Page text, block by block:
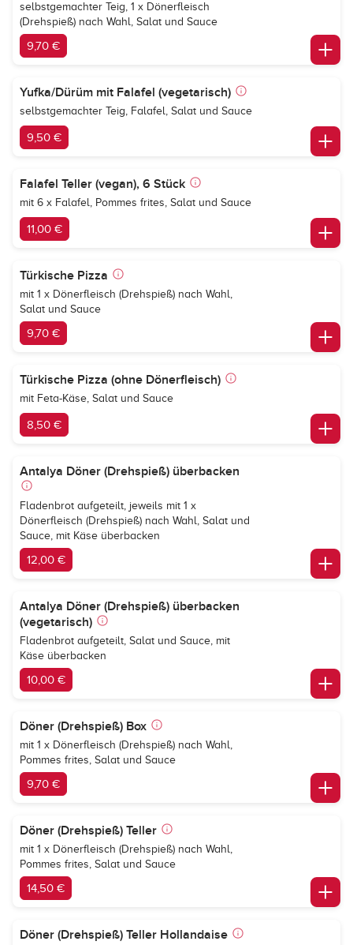
selbstgemachter Teig, 1 x Dönerfleisch
(Drehspieß) nach Wahl, Salat und Sauce
9,70 €
Yufka/Dürüm mit Falafel (vegetarisch)
selbstgemachter Teig, Falafel, Salat und Sauce
9,50 €
Falafel Teller (vegan), 6 Stück
mit 6 x Falafel, Pommes frites, Salat und Sauce
11,00 €
Türkische Pizza
mit 1 x Dönerfleisch (Drehspieß) nach Wahl,
Salat und Sauce
9,70 €
Türkische Pizza (ohne Dönerfleisch)
mit Feta-Käse, Salat und Sauce
8,50 €
Antalya Döner (Drehspieß) überbacken
Fladenbrot aufgeteilt, jeweils mit 1 x
Dönerfleisch (Drehspieß) nach Wahl, Salat und
Sauce, mit Käse überbacken
12,00 €
Antalya Döner (Drehspieß) überbacken
(vegetarisch)
Fladenbrot aufgeteilt, Salat und Sauce, mit
Käse überbacken
10,00 €
Döner (Drehspieß) Box
mit 1 x Dönerfleisch (Drehspieß) nach Wahl,
Pommes frites, Salat und Sauce
9,70 €
Döner (Drehspieß) Teller
mit 1 x Dönerfleisch (Drehspieß) nach Wahl,
Pommes frites, Salat und Sauce
14,50 €
Döner (Drehspieß) Teller Hollandaise